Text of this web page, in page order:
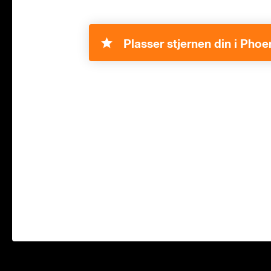
Plasser stjernen din i